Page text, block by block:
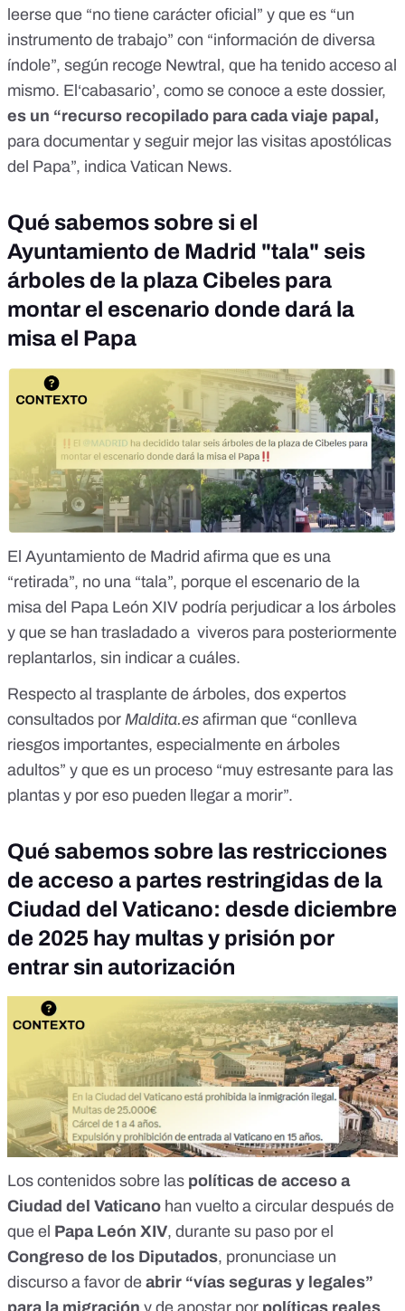
leerse que “no tiene carácter oficial” y que es “un
instrumento de trabajo” con “información de diversa
índole”, según recoge Newtral , que ha tenido acceso al
mismo. El‘cabasario’, como se conoce a este dossier,
es un “recurso recopilado para cada viaje papal,
para documentar y seguir mejor las visitas apostólicas
del Papa”, indica Vatican News.
Qué sabemos sobre si el
Ayuntamiento de Madrid "tala" seis
árboles de la plaza Cibeles para
montar el escenario donde dará la
misa el Papa
El Ayuntamiento de Madrid afirma que es una
“retirada”, no una “tala”, porque el escenario de la
misa del Papa León XIV podría perjudicar a los árboles
y que se han trasladado a viveros para posteriormente
replantarlos, sin indicar a cuáles.
Respecto al trasplante de árboles, dos expertos
consultados por Maldita.es afirman que “conlleva
riesgos importantes, especialmente en árboles
adultos” y que es un proceso “muy estresante para las
plantas y por eso pueden llegar a morir”.
Qué sabemos sobre las restricciones
de acceso a partes restringidas de la
Ciudad del Vaticano: desde diciembre
de 2025 hay multas y prisión por
entrar sin autorización
Los contenidos sobre las políticas de acceso a
Ciudad del Vaticano han vuelto a circular después de
que el Papa León XIV, durante su paso por el
Congreso de los Diputados, pronunciase un
discurso a favor de abrir “vías seguras y legales”